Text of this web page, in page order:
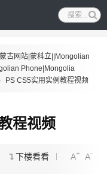
古网站|蒙科立||Mongolian
Phone|Mongolia
PS CS5实用实例教程视频
程视频
下楼看看 A+ A-